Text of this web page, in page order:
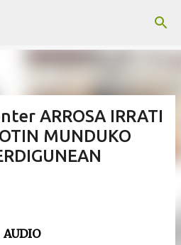
ARROSA IRRATI
MUNDUKO
AUDIO